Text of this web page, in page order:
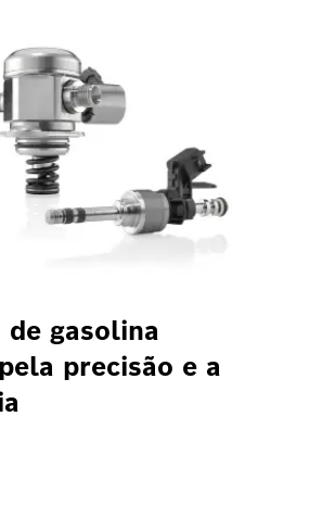
de gasolina
precisão e a